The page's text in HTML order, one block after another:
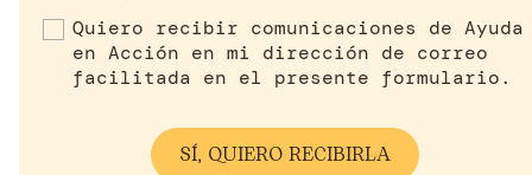
Quiero recibir comunicaciones de Ayuda
en Acción en mi dirección de correo
facilitada en el presente formulario.